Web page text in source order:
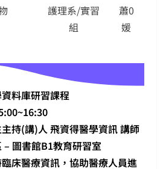
護理系/實習
組
蕭0
媛
料庫研習課程
持(講)人 飛資得醫學資訊 講師
圖書館B1教育研習室
床醫療資訊，協助醫療人員進